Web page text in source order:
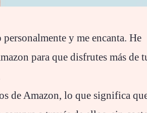
y me encanta. He
para que disfrutes más de
de Amazon, lo que significa